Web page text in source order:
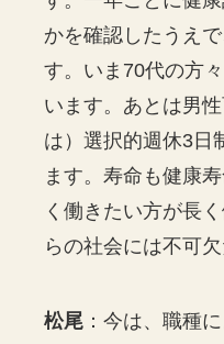
かを確認したうえ
す。いま70代の方
います。あとは男
は）選択的週休3日
ます。寿命も健康
く働きたい方が長
らの社会には不可
松尾 ：今は、職種